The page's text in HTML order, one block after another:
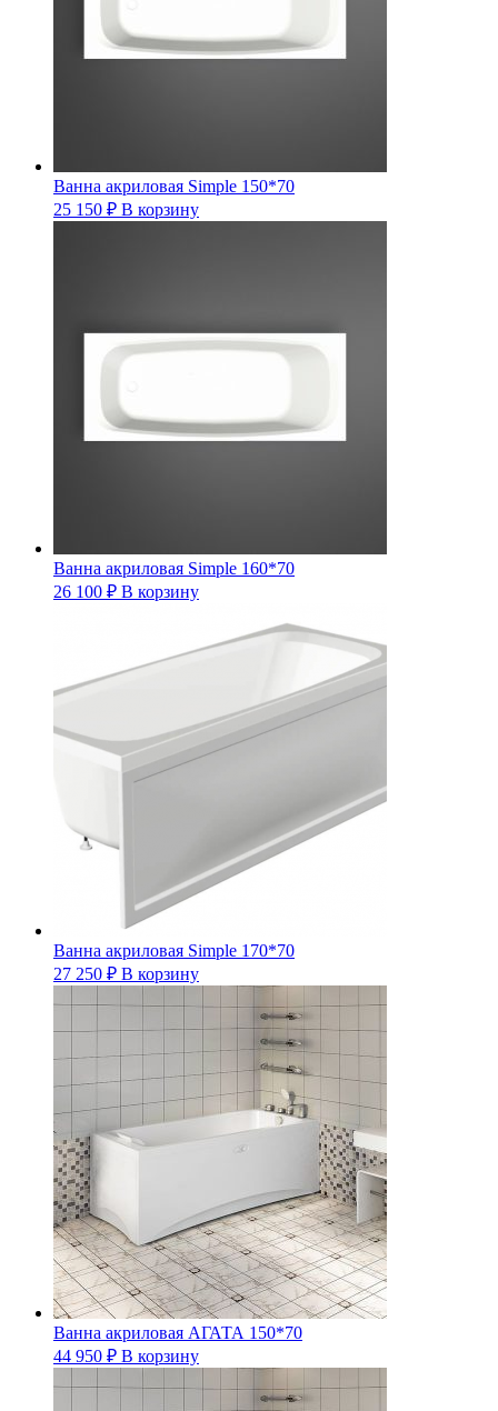
Ванна акриловая Simple 150*70
25 150 ₽ В корзину
Ванна акриловая Simple 160*70
26 100 ₽ В корзину
Ванна акриловая Simple 170*70
27 250 ₽ В корзину
Ванна акриловая АГАТА 150*70
44 950 ₽ В корзину